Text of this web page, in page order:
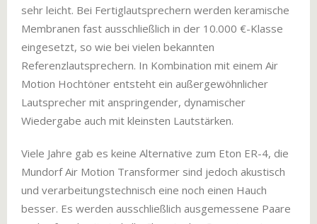
sehr leicht. Bei Fertiglautsprechern werden keramische
Membranen fast ausschließlich in der 10.000 €-Klasse
eingesetzt, so wie bei vielen bekannten
Referenzlautsprechern. In Kombination mit einem Air
Motion Hochtöner entsteht ein außergewöhnlicher
Lautsprecher mit anspringender, dynamischer
Wiedergabe auch mit kleinsten Lautstärken.
Viele Jahre gab es keine Alternative zum Eton ER-4, die
Mundorf Air Motion Transformer sind jedoch akustisch
und verarbeitungstechnisch eine noch einen Hauch
besser. Es werden ausschließlich ausgemessene Paare